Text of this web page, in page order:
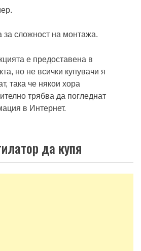
за сложност на монтажа.
е предоставена в
но не всички купувачи я
така че някои хора
трябва да погледнат
в Интернет.
да купя